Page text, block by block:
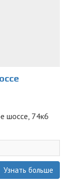
шоссе, 74к6
Узнать больше